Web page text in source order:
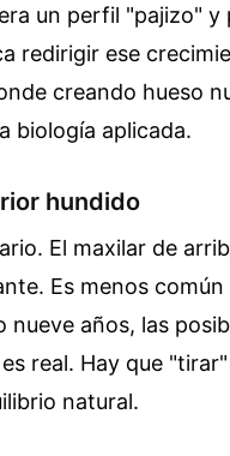
un perfil "pajizo" y
redirigir ese
creando hueso
biología aplicada.
hundido
El maxilar de
Es menos
años, las
real. Hay que
natural.